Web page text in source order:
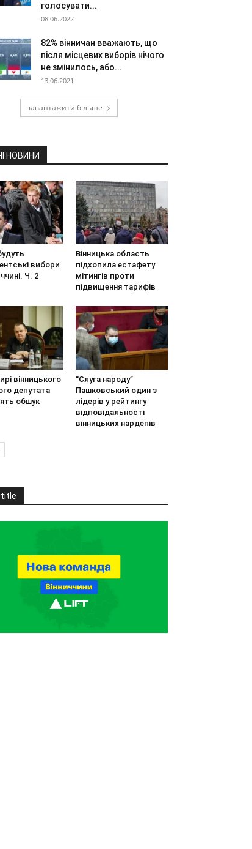
голосувати...
08.06.2022
82% вінничан вважають, що
після місцевих виборів нічого
не змінилось, або...
13.06.2021
завантажити більше
НОВИНИ
вибори
Ч. 2
Вінницька область
підхопила естафету
мітингів проти
підвищення тарифів
вінницького
депутата
обшук
“Слуга народу”
Пашковський один з
лідерів у рейтингу
відповідальності
вінницьких нардепів
title